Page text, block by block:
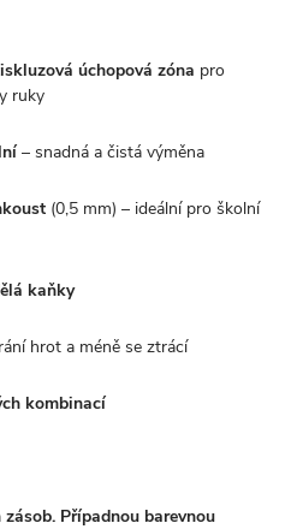
úchopová zóna pro
ruky
– snadná a čistá výměna
(0,5 mm) – ideální pro školní
kaňky
hrot a méně se ztrácí
kombinací
Případnou barevnou